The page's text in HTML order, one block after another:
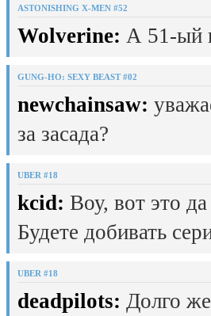
ASTONISHING X-MEN #52
Wolverine: А 51-ый
GUNG-HO: SEXY BEAST #02
newchainsaw:
за засада?
UBER #18
kcid: Воу, вот это
Будете добивать
UBER #18
deadpilots: Долго